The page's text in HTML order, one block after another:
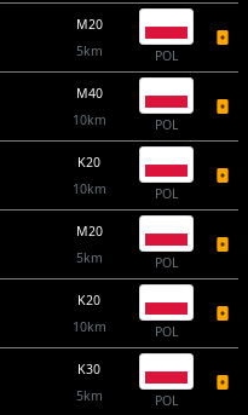
M20
5km
POL
M40
10km
POL
K20
10km
POL
M20
5km
POL
K20
10km
POL
K30
5km
POL